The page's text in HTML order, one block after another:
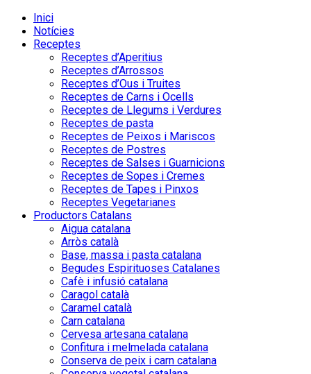
Inici
Notícies
Receptes
Receptes d’Aperitius
Receptes d’Arrossos
Receptes d’Ous i Truites
Receptes de Carns i Ocells
Receptes de Llegums i Verdures
Receptes de pasta
Receptes de Peixos i Mariscos
Receptes de Postres
Receptes de Salses i Guarnicions
Receptes de Sopes i Cremes
Receptes de Tapes i Pinxos
Receptes Vegetarianes
Productors Catalans
Aigua catalana
Arròs català
Base, massa i pasta catalana
Begudes Espirituoses Catalanes
Cafè i infusió catalana
Caragol català
Caramel català
Carn catalana
Cervesa artesana catalana
Confitura i melmelada catalana
Conserva de peix i carn catalana